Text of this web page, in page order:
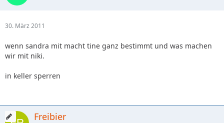
30. März 2011
wenn sandra mit macht tine ganz bestimmt und was machen
wir mit niki.
in keller sperren
Freibier